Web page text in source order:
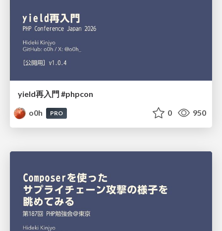
yield再入門 #phpcon
o0h
PRO 0 950